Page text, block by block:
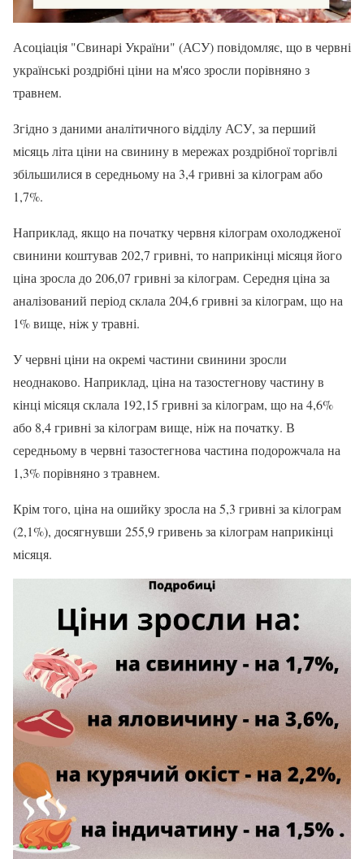
Асоціація "Свинарі України" (АСУ) повідомляє, що в червні
українські роздрібні ціни на м'ясо зросли порівняно з
травнем.
Згідно з даними аналітичного відділу АСУ, за перший
місяць літа ціни на свинину в мережах роздрібної торгівлі
збільшилися в середньому на 3,4 гривні за кілограм або
1,7%.
Наприклад, якщо на початку червня кілограм охолодженої
свинини коштував 202,7 гривні, то наприкінці місяця його
ціна зросла до 206,07 гривні за кілограм. Середня ціна за
аналізований період склала 204,6 гривні за кілограм, що на
1% вище, ніж у травні.
У червні ціни на окремі частини свинини зросли
неоднаково. Наприклад, ціна на тазостегнову частину в
кінці місяця склала 192,15 гривні за кілограм, що на 4,6%
або 8,4 гривні за кілограм вище, ніж на початку. В
середньому в червні тазостегнова частина подорожчала на
1,3% порівняно з травнем.
Крім того, ціна на ошийку зросла на 5,3 гривні за кілограм
(2,1%), досягнувши 255,9 гривень за кілограм наприкінці
місяця.